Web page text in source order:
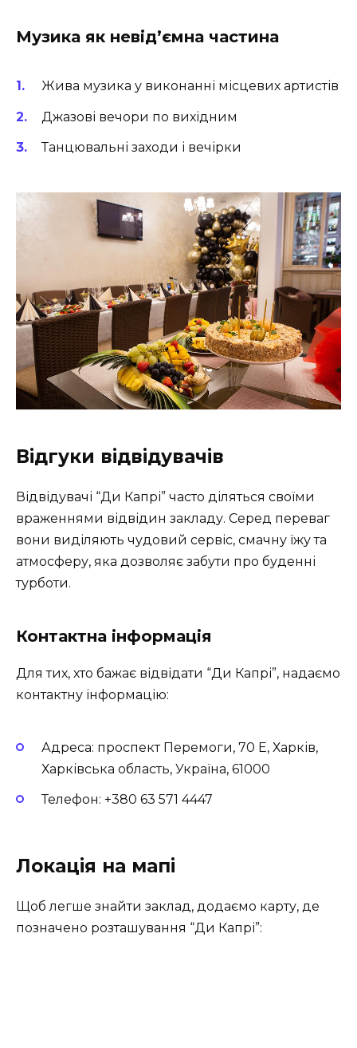
Музика як невід’ємна частина
Жива музика у виконанні місцевих артистів
Джазові вечори по вихідним
Танцювальні заходи і вечірки
Відгуки відвідувачів
Відвідувачі “Ди Капрі” часто діляться своїми
враженнями відвідин закладу. Серед переваг
вони виділяють чудовий сервіс, смачну їжу та
атмосферу, яка дозволяє забути про буденні
турботи.
Контактна інформація
Для тих, хто бажає відвідати “Ди Капрі”, надаємо
контактну інформацію:
Адреса: проспект Перемоги, 70 Е, Харків,
Харківська область, Україна, 61000
Телефон: +380 63 571 4447
Локація на мапі
Щоб легше знайти заклад, додаємо карту, де
позначено розташування “Ди Капрі”: